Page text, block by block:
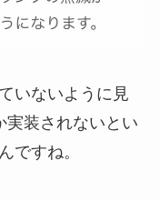
いないように見
実装されないとい
ですね。